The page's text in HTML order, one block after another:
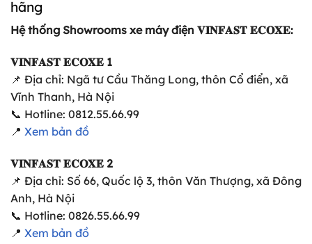
hãng
Hệ thống Showrooms xe máy điện 𝐕𝐈𝐍𝐅𝐀𝐒𝐓 𝐄𝐂𝐎𝐗𝐄:
𝐕𝐈𝐍𝐅𝐀𝐒𝐓 𝐄𝐂𝐎𝐗𝐄 1
📌 Địa chỉ: Ngã tư Cầu Thăng Long, thôn Cổ điển, xã
Vĩnh Thanh, Hà Nội
📞 Hotline: 0812.55.66.99
📍 Xem bản đồ
𝐕𝐈𝐍𝐅𝐀𝐒𝐓 𝐄𝐂𝐎𝐗𝐄 2
📌 Địa chỉ: Số 66, Quốc lộ 3, thôn Văn Thượng, xã Đông
Anh, Hà Nội
📞 Hotline: 0826.55.66.99
📍 Xem bản đồ